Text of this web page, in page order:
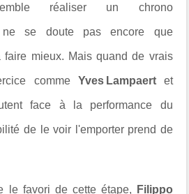
semble réaliser un chrono
ne se doute pas encore que
faire mieux. Mais quand de vrais
comme Yves Lampaertet
face à la performance du
de le voir l'emporter prend de
le favori de cette étape, Filippo